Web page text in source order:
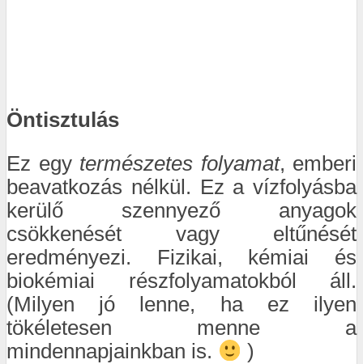
Öntisztulás
Ez egy természetes folyamat, emberi
beavatkozás nélkül. Ez a vízfolyásba
kerülő szennyező anyagok
csökkenését vagy eltűnését
eredményezi. Fizikai, kémiai és
biokémiai részfolyamatokból áll.
(Milyen jó lenne, ha ez ilyen
tökéletesen menne a
mindennapjainkban is.
)